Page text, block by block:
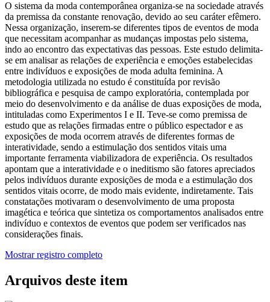
O sistema da moda contemporânea organiza-se na sociedade através
da premissa da constante renovação, devido ao seu caráter efêmero.
Nessa organização, inserem-se diferentes tipos de eventos de moda
que necessitam acompanhar as mudanças impostas pelo sistema,
indo ao encontro das expectativas das pessoas. Este estudo delimita-
se em analisar as relações de experiência e emoções estabelecidas
entre indivíduos e exposições de moda adulta feminina. A
metodologia utilizada no estudo é constituída por revisão
bibliográfica e pesquisa de campo exploratória, contemplada por
meio do desenvolvimento e da análise de duas exposições de moda,
intituladas como Experimentos I e II. Teve-se como premissa de
estudo que as relações firmadas entre o público espectador e as
exposições de moda ocorrem através de diferentes formas de
interatividade, sendo a estimulação dos sentidos vitais uma
importante ferramenta viabilizadora de experiência. Os resultados
apontam que a interatividade e o ineditismo são fatores apreciados
pelos indivíduos durante exposições de moda e a estimulação dos
sentidos vitais ocorre, de modo mais evidente, indiretamente. Tais
constatações motivaram o desenvolvimento de uma proposta
imagética e teórica que sintetiza os comportamentos analisados entre
indivíduo e contextos de eventos que podem ser verificados nas
considerações finais.
Mostrar registro completo
Arquivos deste item